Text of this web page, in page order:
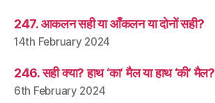
247. आकलन सही या आँकलन या दोनों सही?
14th February 2024
246. सही क्या? हाथ ‘का’ मैल या हाथ ‘की’ मैल?
6th February 2024